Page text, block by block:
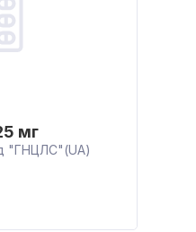
мг
"ГНЦЛС"(UA)